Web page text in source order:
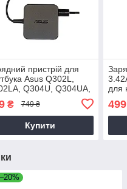
пристрій для
Asus Q302L,
Q304U, Q304UA,
₴ 749 ₴
Купити
для
499
–20%